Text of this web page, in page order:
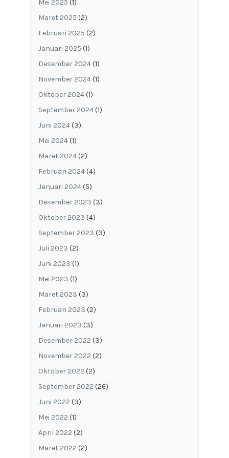
Mei 2025 (1)
Maret 2025 (2)
Februari 2025 (2)
Januari 2025 (1)
Desember 2024(1)
November 2024(1)
Oktober 2024(1)
September 2024(1)
Juni 2024(3)
Mei 2024(1)
Maret 2024(2)
Februari 2024(4)
Januari 2024(5)
Desember 2023 (3)
Oktober 2023 (4)
September 2023 (3)
Juli 2023 (2)
Juni 2023 (1)
Mei 2023 (1)
Maret 2023 (3)
Februari 2023 (2)
Januari 2023 (3)
Desember 2022 (3)
November 2022 (2)
Oktober 2022 (2)
September 2022 (26)
Juni 2022 (3)
Mei 2022 (1)
April 2022 (2)
Maret 2022 (2)